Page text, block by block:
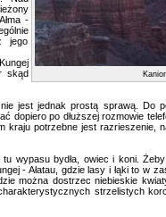
-
jego
skąd
jest jednak prostą sprawą. Do
dopiero po dłuższej rozmowie
potrzebne jest razrieszenie,
wypasu bydła, owiec i koni.
- Ałatau, gdzie lasy i łąki to w
można dostrzec niebieskie
strzelistych